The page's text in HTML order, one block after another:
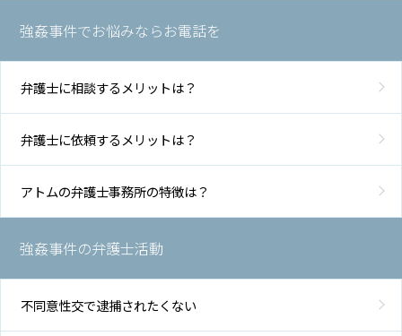
強姦事件でお悩みならお電話を
弁護士に相談するメリットは？
弁護士に依頼するメリットは？
アトムの弁護士事務所の特徴は？
強姦事件の弁護士活動
不同意性交で逮捕されたくない